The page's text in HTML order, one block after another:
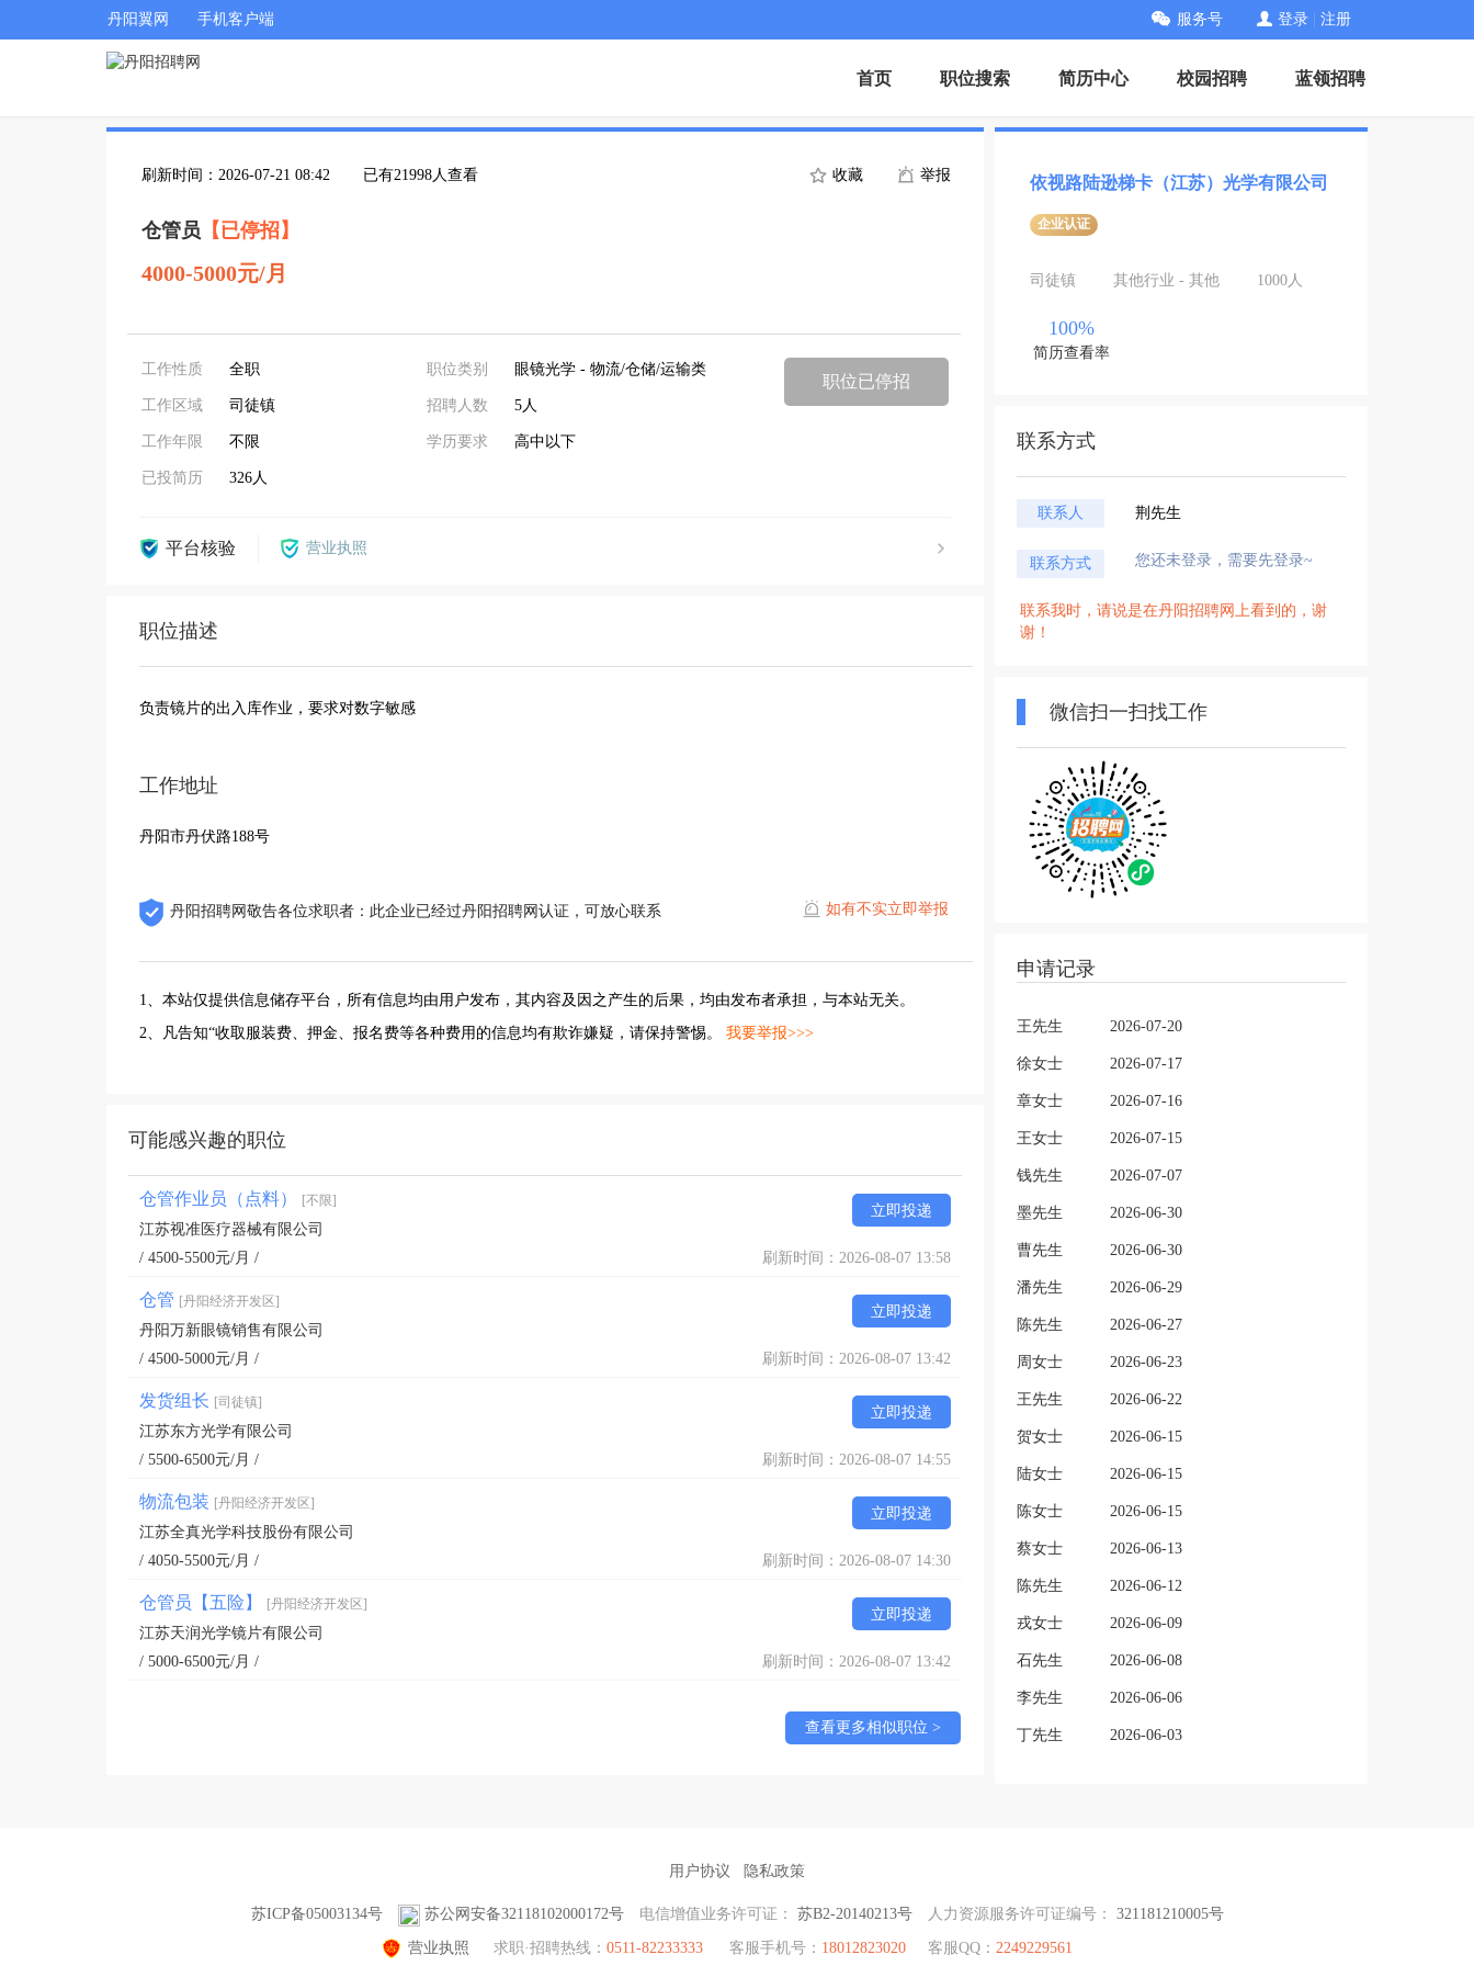
丹阳翼网 手机客户端 服务号 登录 注册
首页 职位搜索 简历中心 校园招聘 蓝领招聘
刷新时间：2026-07-21 08:42 已有21998人查看 收藏 举报
仓管员 【已停招】
4000-5000元/月
工作性质 全职
工作区域 司徒镇
工作年限 不限
已投简历 326人
职位类别 眼镜光学 - 物流/仓储/运输类
招聘人数 5人
学历要求 高中以下
职位已停招
平台核验 营业执照
职位描述
负责镜片的出入库作业，要求对数字敏感
工作地址
丹阳市丹伏路188号
丹阳招聘网敬告各位求职者：此企业已经过丹阳招聘网认证，可放心联系 如有不实立即举报
1、本站仅提供信息储存平台，所有信息均由用户发布，其内容及因之产生的后果，均由发布者承担，与本站无关。
2、凡告知“收取服装费、押金、报名费等各种费用的信息均有欺诈嫌疑，请保持警惕。 我要举报>>>
可能感兴趣的职位
仓管作业员（点料） [不限]
立即投递
江苏视准医疗器械有限公司
/ 4500-5500元/月 /
刷新时间：2026-08-07 13:58
仓管 [丹阳经济开发区]
立即投递
丹阳万新眼镜销售有限公司
/ 4500-5000元/月 /
刷新时间：2026-08-07 13:42
发货组长 [司徒镇]
立即投递
江苏东方光学有限公司
/ 5500-6500元/月 /
刷新时间：2026-08-07 14:55
物流包装 [丹阳经济开发区]
立即投递
江苏全真光学科技股份有限公司
/ 4050-5500元/月 /
刷新时间：2026-08-07 14:30
仓管员【五险】 [丹阳经济开发区]
立即投递
江苏天润光学镜片有限公司
/ 5000-6500元/月 /
刷新时间：2026-08-07 13:42
查看更多相似职位 >
依视路陆逊梯卡（江苏）光学有限公司
企业认证
司徒镇 其他行业 - 其他 1000人
100%
简历查看率
联系方式
联系人 荆先生
联系方式 您还未登录，需要先登录~
联系我时，请说是在丹阳招聘网上看到的，谢
谢！
微信扫一扫找工作
申请记录
王先生 2026-07-20
徐女士 2026-07-17
章女士 2026-07-16
王女士 2026-07-15
钱先生 2026-07-07
墨先生 2026-06-30
曹先生 2026-06-30
潘先生 2026-06-29
陈先生 2026-06-27
周女士 2026-06-23
王先生 2026-06-22
贺女士 2026-06-15
陆女士 2026-06-15
陈女士 2026-06-15
蔡女士 2026-06-13
陈先生 2026-06-12
戎女士 2026-06-09
石先生 2026-06-08
李先生 2026-06-06
丁先生 2026-06-03
用户协议 隐私政策
苏ICP备05003134号 苏公网安备32118102000172号 电信增值业务许可证： 苏B2-20140213号 人力资源服务许可证编号： 321181210005号
营业执照 求职·招聘热线： 0511-82233333 客服手机号： 18012823020 客服QQ： 2249229561